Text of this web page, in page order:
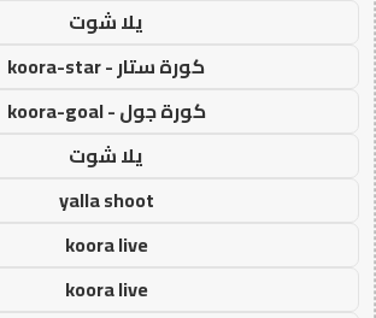
يلا شوت
كورة ستار - koora-star
كورة جول - koora-goal
يلا شوت
yalla shoot
koora live
koora live